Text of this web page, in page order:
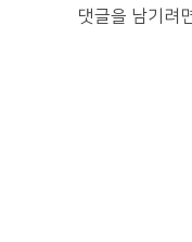
댓글을 남기려